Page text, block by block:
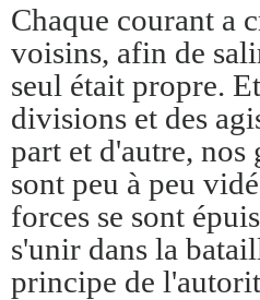
Chaque courant a
voisins, afin de
seul était propre.
divisions et des
part et d'autre, nos
sont peu à peu
forces se sont
s'unir dans la
principe de